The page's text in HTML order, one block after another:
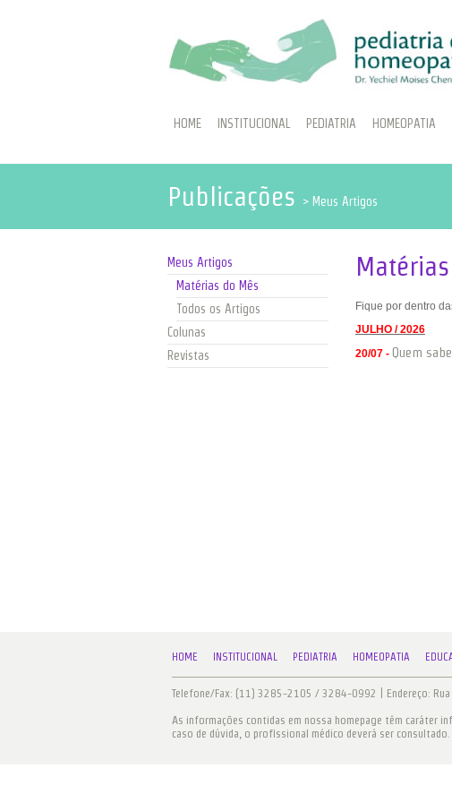
HOME INSTITUCIONAL PEDIATRIA HOMEOPATIA
Publicações > Meus Artigos
Meus Artigos
Matérias do Mês
Todos os Artigos
Colunas
Revistas
Fique por dentro
JULHO / 2026
20/07 - Quem
HOME INSTITUCIONAL PEDIATRIA HOMEOPATIA
Telefone/Fax: (11) 3285-2105 / 3284-0992 | Endereço:
As informações contidas em nossa homepage têm caráter
caso de dúvida, o profissional médico deverá ser